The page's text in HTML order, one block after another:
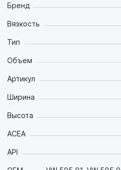
Исключается сухое трение
масляном голодании, тем
пусковой износ двигателя.
следующими свойствами:
позволяет двигателю
- непревзойденными
противозадирными и
экономит топливо, снижает
Свойства продукта:
- Высокая топливная
Бренд
Вязкость
Тип
Объем
Артикул
Ширина
Высота
ACEA
API